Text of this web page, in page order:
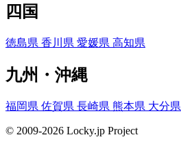
四国
徳島県 香川県 愛媛県 高知県
九州・沖縄
福岡県 佐賀県 長崎県 熊本県 大分県
© 2009-2026 Locky.jp Project